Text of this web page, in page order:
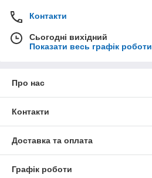
Контакти
Сьогодні вихідний
Показати весь графік роботи
Про нас
Контакти
Доставка та оплата
Графік роботи